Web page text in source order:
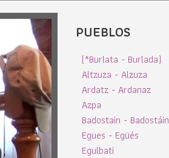
PUEBLOS
(*Burlata - Burlada)
Altzuza - Alzuza
Ardatz - Ardanaz
Azpa
Badostain - Badostáin
Egues - Egüés
Egulbati